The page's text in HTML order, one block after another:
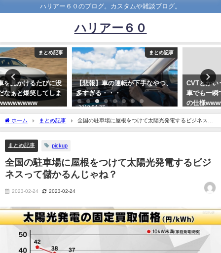
ハリアー６０のブログ。カスタムや雑談ブログ。
ハリアー６０
まとめ記事
【悲報】車の運転が下手なやつ、
多すぎる・・・
2019-04-27
CVTとかいうどんなに装備の良い
車でも一瞬でゴミ認定させる悪魔
の仕様wwwwwwwwwwwww
ホーム まとめ記事
全国の駐車場に屋根をつけて太陽光発電するビジネスっ
て儲かるんじゃね？
まとめ記事 pickup
全国の駐車場に屋根をつけて太陽光発電するビジ
ネスって儲かるんじゃね？
2023-02-24 2023-02-24